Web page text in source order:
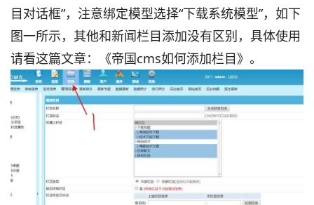
目对话框”，注意绑定模型选择“下载系统模型”，如下
图一所示，其他和新闻栏目添加没有区别，具体使用
请看这篇文章：《帝国cms如何添加栏目》。